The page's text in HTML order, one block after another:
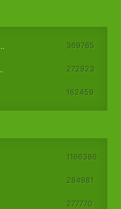
369765
272923
162459
1166386
284981
277770